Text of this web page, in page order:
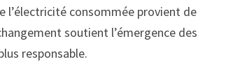
l’électricité consommée provient de
soutient l’émergence des
responsable.